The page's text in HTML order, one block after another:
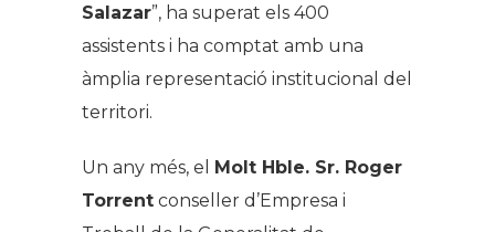
Salazar”, ha superat els 400
assistents i ha comptat amb una
àmplia representació institucional del
territori.
Un any més, el Molt Hble. Sr. Roger
Torrent conseller d’Empresa i